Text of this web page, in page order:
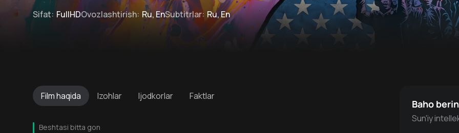
Sifat: FullHDOvozlashtirish: Ru, EnSubtitrlar: Ru, En
Filmhaqida Izohlar Ijodkorlar Faktlar
Beshtasi bitta gon
Baho
Sun'iy